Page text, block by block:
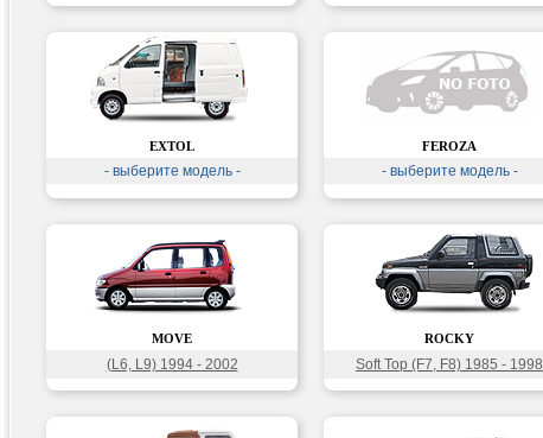
EXTOL
- выберите модель -
FEROZA
- выберите модель -
MOVE
(L6, L9) 1994 - 2002
ROCKY
Soft Top (F7, F8) 1985 - 1998